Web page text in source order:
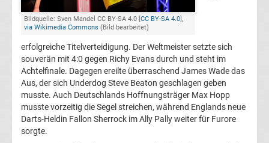
Ergebnisse
3.
Liga
Ergebnisse
3.
Bildquelle: Sven Mandel CC BY-SA 4.0 [CC BY-SA 4.0],
via Wikimedia Commons (Bild bearbeitet)
erfolgreiche Titelverteidigung. Der Weltmeister setzte sich
souverän mit 4:0 gegen Richy Evans durch und steht im
Achtelfinale. Dagegen ereilte überraschend James Wade das
Aus, der sich Underdog Steve Beaton geschlagen geben
musste. Auch Deutschlands Hoffnungsträger Max Hopp
musste vorzeitig die Segel streichen, während Englands neue
Darts-Heldin Fallon Sherrock im Ally Pally weiter für Furore
sorgte.